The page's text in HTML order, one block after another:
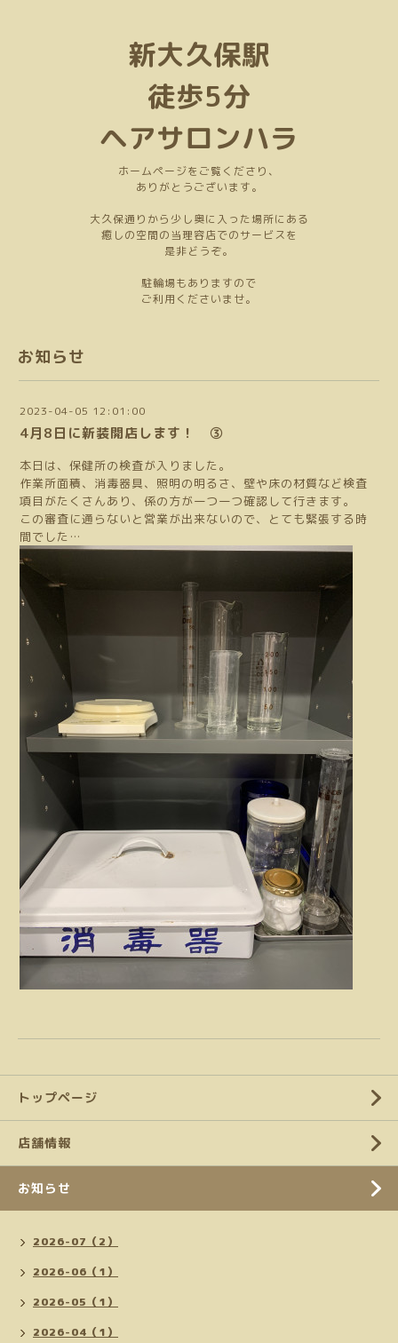
新大久保駅
徒歩5分
ヘアサロンハラ
ホームページをご覧くださり、
ありがとうございます。
大久保通りから少し奥に入った場所にある
癒しの空間の当理容店でのサービスを
是非どうぞ。
駐輪場もありますので
ご利用くださいませ。
お知らせ
2023-04-05 12:01:00
4月8日に新装開店します！ ③
本日は、保健所の検査が入りました。
作業所面積、消毒器具、照明の明るさ、壁や床の材質など検査
項目がたくさんあり、係の方が一つ一つ確認して行きます。
この審査に通らないと営業が出来ないので、とても緊張する時
間でした…
トップページ
店舗情報
お知らせ
2026-07（2）
2026-06（1）
2026-05（1）
2026-04（1）